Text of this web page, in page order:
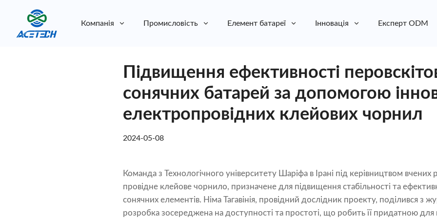
Компанія Промисловість Елемент батареї Інновація Експерт ODM
Підвищення ефективності
сонячних батарей за допомогою
електропровідних клейових чорнил
2024-05-08
Команда з Технологічного університету Шаріфа в Ірані під керівництвом вчених
провідне клейове чорнило, призначене для підвищення стабільності та
сонячних елементів. Німа Тагавінія, провідний дослідник проекту, поділився з
розробка зосереджена на доступності та простоті, що робить її придатною